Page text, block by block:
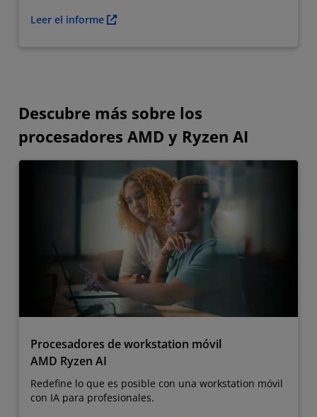
Leer el informe
Descubre más sobre los
procesadores AMD y Ryzen AI
Procesadores de workstation móvil
AMD Ryzen AI
Redefine lo que es posible con una workstation móvil
con IA para profesionales.